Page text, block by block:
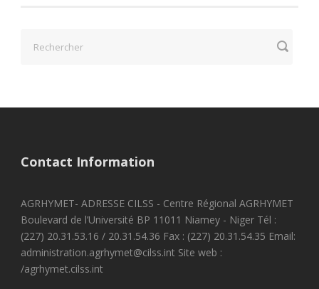
Contact Information
AGRHYMET- ADRESSE CILSS - Centre Régional AGRHYMET
Boulevard de l’Université BP 11011 Niamey - Niger Tél :
(227) 20.31.53.16 / 20.31.54.36 Fax : (227) 20.31.54.35 Email:
administration.agrhymet@cilss.int Site web :
/agrhymet.cilss.int